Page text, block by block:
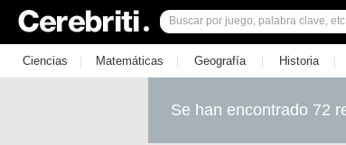
Ciencias | Matemáticas | Geografía | Historia |
Se han encontrado 72